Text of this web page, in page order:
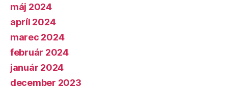
máj 2024
apríl 2024
marec 2024
február 2024
január 2024
december 2023